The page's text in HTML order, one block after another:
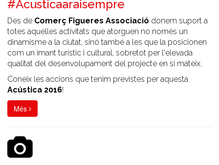
#Acusticaaraisempre
Des de Comerç Figueres Associació donem suport a
totes aquelles activitats que atorguen no només un
dinamisme a la ciutat, sinó també a les que la posicionen
com un imant turístic i cultural, sobretot per l'elevada
qualitat del desenvolupament del projecte en si mateix.
Coneix les accions que tenim previstes per aquesta
Acústica 2016!
Més